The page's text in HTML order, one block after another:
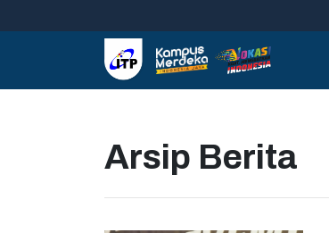
Arsip Berita